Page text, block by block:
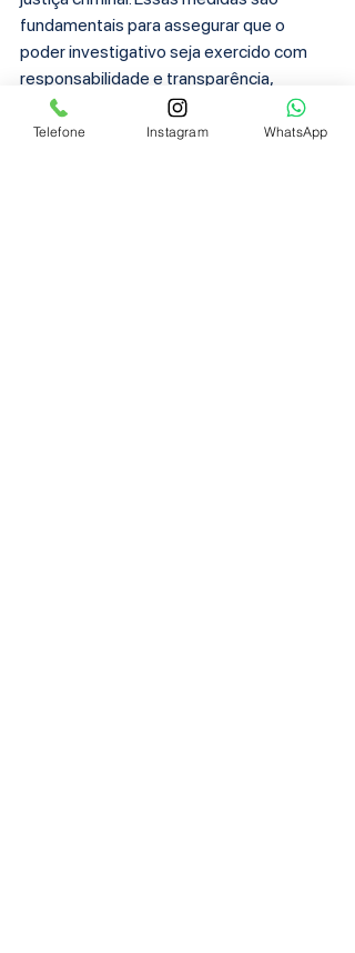
fundamentais para assegurar que o
poder investigativo seja exercido com
responsabilidade e transparência,
fortalecendo assim o Estado de Direito e
a confiança pública no Brasil.
Telefone Instagram WhatsApp